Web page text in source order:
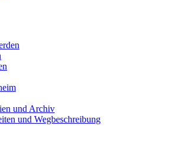
und Archiv
und Wegbeschreibung